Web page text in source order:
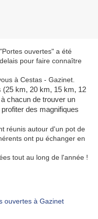
ouvertes" a été
pour faire connaître
à Cestas - Gazinet.
(25 km, 20 km, 15 km, 12
chacun de trouver un
des magnifiques
réunis autour d'un pot de
ont pu échanger en
tout au long de l'année !